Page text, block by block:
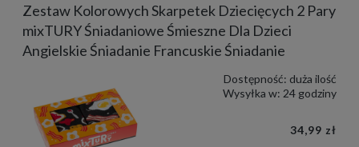
Zestaw Kolorowych Skarpetek Dziecięcych 2 Pary
mixTURY Śniadaniowe Śmieszne Dla Dzieci
Angielskie Śniadanie Francuskie Śniadanie
Dostępność: duża ilość
Wysyłka w: 24 godziny
34,99 zł